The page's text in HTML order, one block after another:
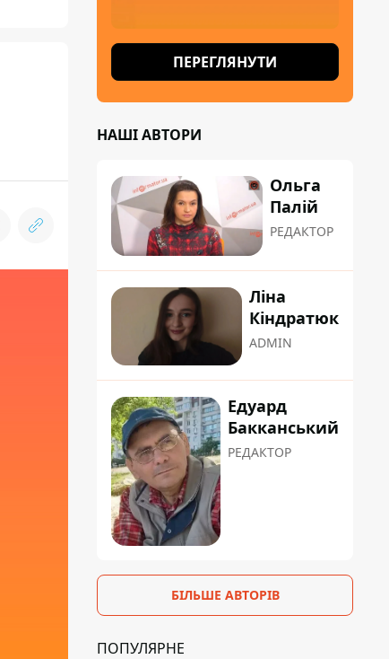
ПЕРЕГЛЯНУТИ
НАШІ АВТОРИ
Ольга
Палій
РЕДАКТОР
Ліна
Кіндратюк
ADMIN
Едуард
Бакканський
РЕДАКТОР
БІЛЬШЕ АВТОРІВ
ПОПУЛЯРНЕ